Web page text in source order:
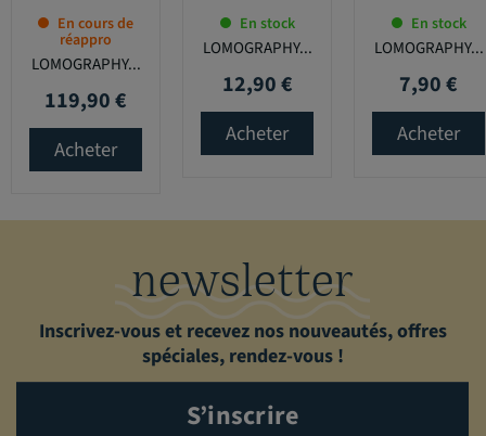
En cours de
réappro
LOMOGRAPHY...
Prix
119,90 €
Acheter
En stock
LOMOGRAPHY...
Prix
12,90 €
Acheter
En stock
LOMOGRAPHY...
Prix
7,90 €
Acheter
newsletter
Inscrivez-vous et recevez nos nouveautés, offres
spéciales, rendez-vous !
S’inscrire